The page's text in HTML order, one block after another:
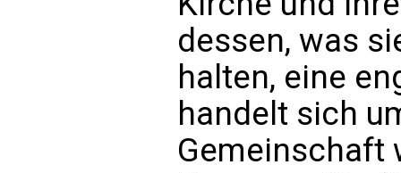
dessen, was
halten, eine
handelt sich
Gemeinschaft